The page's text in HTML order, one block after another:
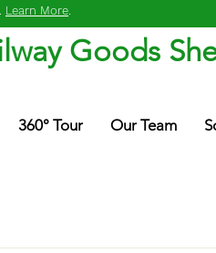
Learn More.
Goods
360° Tour Our Team